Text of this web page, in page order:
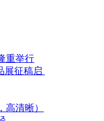
重举行
展征稿启
清晰）